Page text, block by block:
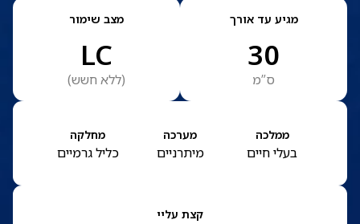
מגיע עד אורך
30
ס”מ
מצב שימור
LC
(ללא חשש)
ממלכה
בעלי חיים
מערכה
מיתרניים
מחלקה
כליל גרמיים
קצת עליי